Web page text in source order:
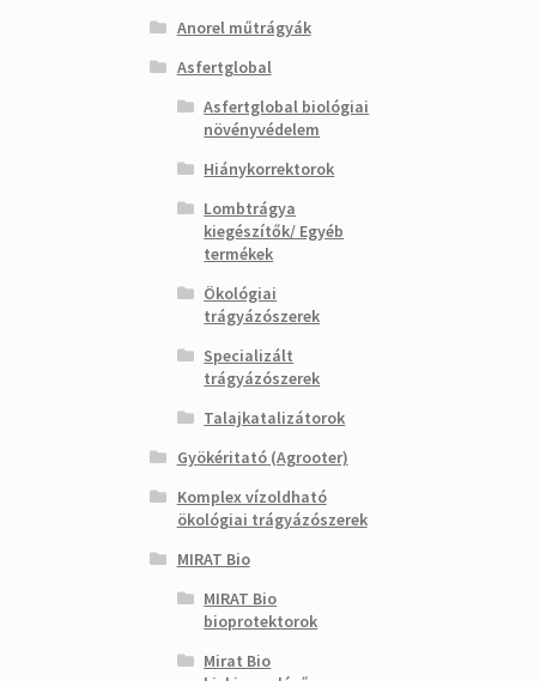
Anorel műtrágyák
Asfertglobal
Asfertglobal biológiai
növényvédelem
Hiánykorrektorok
Lombtrágya
kiegészítők/ Egyéb
termékek
Ökológiai
trágyázószerek
Specializált
trágyázószerek
Talajkatalizátorok
Gyökéritató (Agrooter)
Komplex vízoldható
ökológiai trágyázószerek
MIRAT Bio
MIRAT Bio
bioprotektorok
Mirat Bio